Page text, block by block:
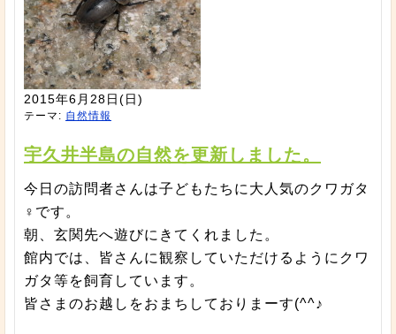
2015年6月28日(日)
テーマ: 自然情報
宇久井半島の自然を更新しました。
今日の訪問者さんは子どもたちに大人気のクワガタ
♀です。
朝、玄関先へ遊びにきてくれました。
館内では、皆さんに観察していただけるようにクワ
ガタ等を飼育しています。
皆さまのお越しをおまちしておりまーす(^^♪